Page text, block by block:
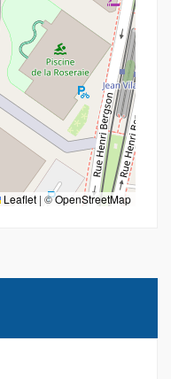
Leaflet | ©OpenStreetMap